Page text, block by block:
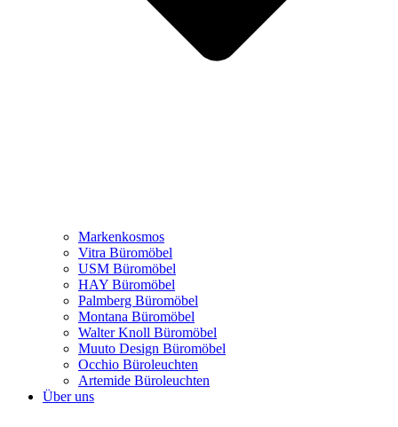
Markenkosmos
Vitra Büromöbel
USM Büromöbel
HAY Büromöbel
Palmberg Büromöbel
Montana Büromöbel
Walter Knoll Büromöbel
Muuto Design Büromöbel
Occhio Büroleuchten
Artemide Büroleuchten
Über uns